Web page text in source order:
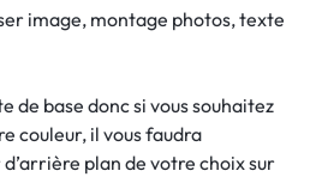
image, montage photos, texte
de base donc si vous souhaitez
couleur, il vous faudra
plan de votre choix sur